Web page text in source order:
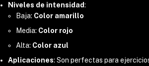
Niveles de intensidad:
Baja: Color amarillo
Media: Color rojo
Alta: Color azul
Aplicaciones: Son perfectas para